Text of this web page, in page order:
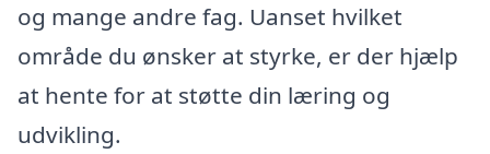
og mange andre fag. Uanset hvilket
område du ønsker at styrke, er der hjælp
at hente for at støtte din læring og
udvikling.